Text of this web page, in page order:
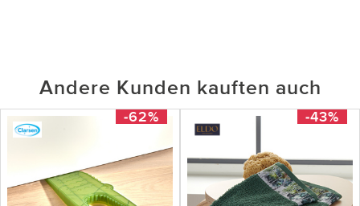
Andere Kunden kauften auch
-62% -43%